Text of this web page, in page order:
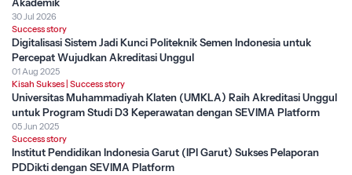
30 Jul 2026
Success story
Digitalisasi Sistem Jadi Kunci Politeknik Semen Indonesia untuk
Percepat Wujudkan Akreditasi Unggul
01 Aug 2025
Kisah Sukses Success story
Universitas Muhammadiyah Klaten (UMKLA) Raih Akreditasi Unggul
untuk Program Studi D3 Keperawatan dengan SEVIMA Platform
05 Jun 2025
Success story
Institut Pendidikan Indonesia Garut (IPI Garut) Sukses Pelaporan
PDDikti dengan SEVIMA Platform